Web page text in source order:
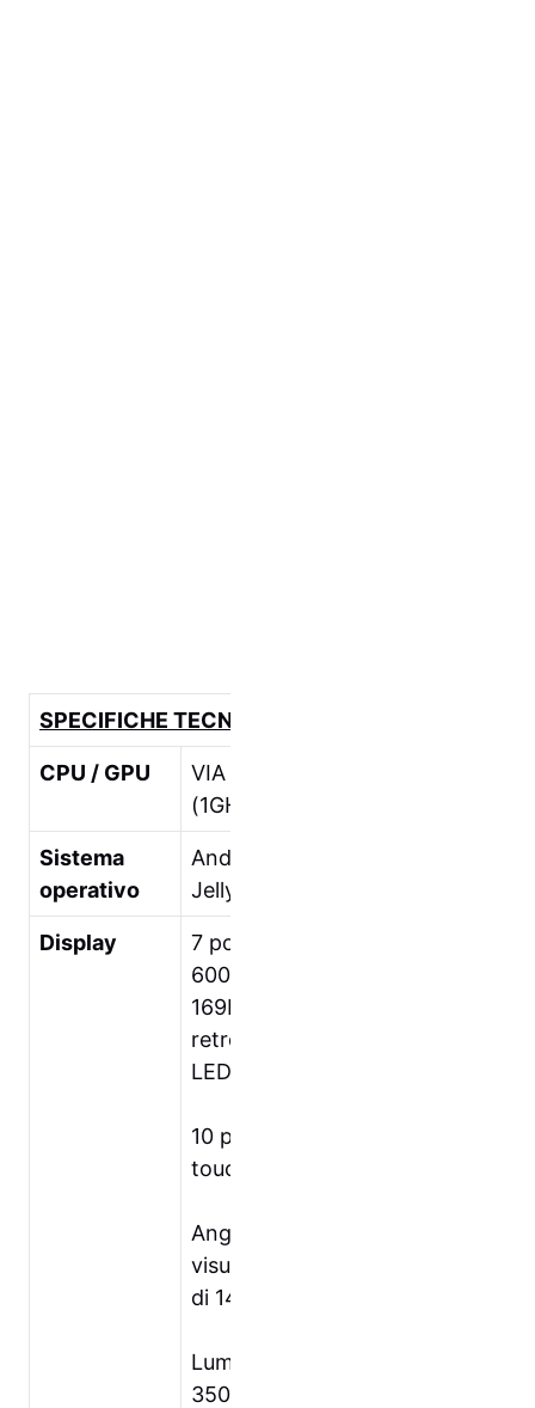
SPECIFICHE TECNICHE
CPU / GPU
VIA WM8950
(1GHz)/ Mali-400
Sistema
operativo
Android™ 4.1
Jelly Bean
Display
7 pollici(1024 x
600 pixel,
169PPI)
retroilluminato
LED
10 punti multi-
touch
Angolo di
visualizzazione
di 140°
Luminosità:
350nits